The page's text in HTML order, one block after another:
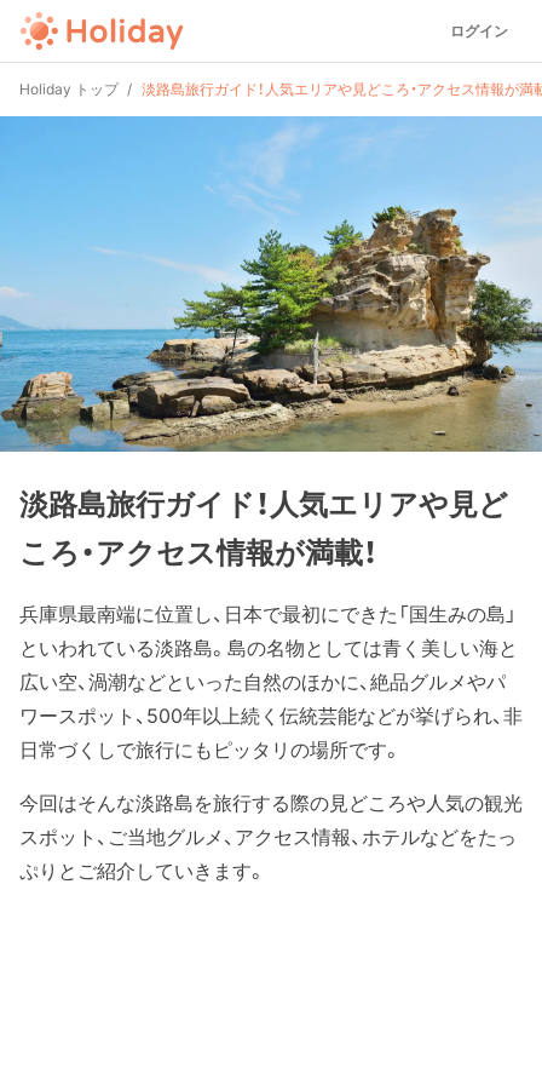
ログイン
Holiday トップ 淡路島旅行ガイド！人気エリアや見どころ・アクセス情報が満
淡路島旅行ガイド！人気エリアや見ど
ころ・アクセス情報が満載！
兵庫県最南端に位置し、日本で最初にできた「国生みの島」
といわれている淡路島。島の名物としては青く美しい海と
広い空、渦潮などといった自然のほかに、絶品グルメやパ
ワースポット、500年以上続く伝統芸能などが挙げられ、非
日常づくしで旅行にもピッタリの場所です。
今回はそんな淡路島を旅行する際の見どころや人気の観光
スポット、ご当地グルメ、アクセス情報、ホテルなどをたっ
ぷりとご紹介していきます。